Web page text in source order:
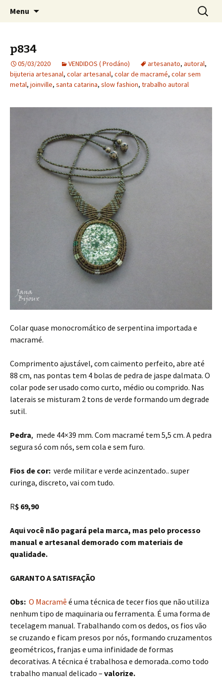
Jana Bijoux
Bijuteria artesanal
Menu
por:
p834
05/03/2020 VENDIDOS ( Prodáno) artesanato, autoral,
bijuteria artesanal, colar artesanal, colar de macramé, colar sem
metal, joinville, santa catarina, slow fashion, trabalho autoral
Colar quase monocromático de serpentina importada e
macramé.
Comprimento ajustável, com caimento perfeito, abre até
88 cm, nas pontas tem 4 bolas de pedra de jaspe dalmata. O
colar pode ser usado como curto, médio ou comprido. Nas
laterais se misturam 2 tons de verde formando um degrade
sutil.
Pedra, mede 44×39 mm. Com macramé tem 5,5 cm. A pedra
segura só com nós, sem cola e sem furo.
Fios de cor: verde militar e verde acinzentado.. super
curinga, discreto, vai com tudo.
R$ 69,90
Aqui você não pagará pela marca, mas pelo processo
manual e artesanal demorado com materiais de
qualidade.
GARANTO A SATISFAÇÃO
Obs: O Macramê é uma técnica de tecer fios que não utiliza
nenhum tipo de maquinaria ou ferramenta. É uma forma de
tecelagem manual. Trabalhando com os dedos, os fios vão
se cruzando e ficam presos por nós, formando cruzamentos
geométricos, franjas e uma infinidade de formas
decorativas. A técnica é trabalhosa e demorada..como todo
trabalho manual delicado – valorize.